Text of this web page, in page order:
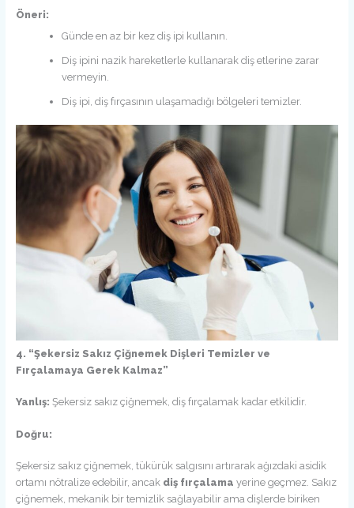
Öneri:
Günde en az bir kez diş ipi kullanın.
Diş ipini nazik hareketlerle kullanarak diş etlerine zarar
vermeyin.
Diş ipi, diş fırçasının ulaşamadığı bölgeleri temizler.
4. “Şekersiz Sakız Çiğnemek Dişleri Temizler ve
Fırçalamaya Gerek Kalmaz”
Yanlış: Şekersiz sakız çiğnemek, diş fırçalamak kadar etkilidir.
Doğru:
Şekersiz sakız çiğnemek, tükürük salgısını artırarak ağızdaki asidik
ortamı nötralize edebilir, ancak diş fırçalama yerine geçmez. Sakız
çiğnemek, mekanik bir temizlik sağlayabilir ama dişlerde biriken